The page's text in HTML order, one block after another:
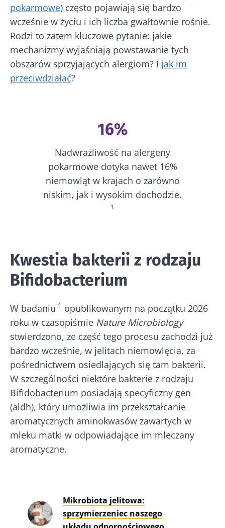
pokarmowe) często pojawiają się bardzo
wcześnie w życiu i ich liczba gwałtownie rośnie.
Rodzi to zatem kluczowe pytanie: jakie
mechanizmy wyjaśniają powstawanie tych
obszarów sprzyjających alergiom? I jak im
przeciwdziałać?
16%
Nadwrażliwość na alergeny
pokarmowe dotyka nawet 16%
niemowląt w krajach o zarówno
niskim, jak i wysokim dochodzie.
¹
Kwestia bakterii z rodzaju
Bifidobacterium
W badaniu 1 opublikowanym na początku 2026
roku w czasopiśmie Nature Microbiology
stwierdzono, że część tego procesu zachodzi już
bardzo wcześnie, w jelitach niemowlęcia, za
pośrednictwem osiedlających się tam bakterii.
W szczególności niektóre bakterie z rodzaju
Bifidobacterium posiadają specyficzny gen
(aldh), który umożliwia im przekształcanie
aromatycznych aminokwasów zawartych w
mleku matki w odpowiadające im mleczany
aromatyczne.
Mikrobiota jelitowa:
sprzymierzeniec naszego